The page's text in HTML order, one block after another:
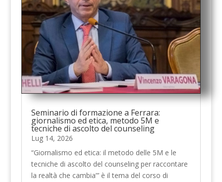
Seminario di formazione a Ferrara:
giornalismo ed etica, metodo 5M e
tecniche di ascolto del counseling
Lug 14, 2026
“Giornalismo ed etica: il metodo delle 5M e le
tecniche di ascolto del counseling per raccontare
la realtà che cambia”’ è il tema del corso di